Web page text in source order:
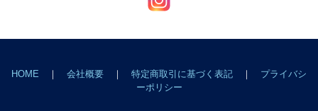
HOME ｜ 会社概要 ｜ 特定商取引に基づく表記 ｜ プライバシ
ーポリシー